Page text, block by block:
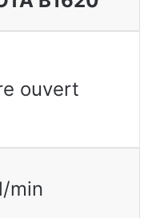
ouvert
min